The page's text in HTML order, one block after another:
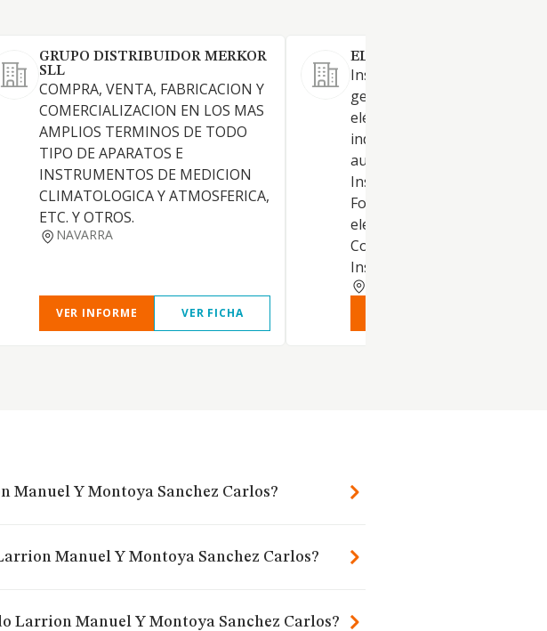
GRUPO DISTRIBUIDOR MERKOR
SLL
COMPRA, VENTA, FABRICACION Y
COMERCIALIZACION EN LOS MAS
AMPLIOS TERMINOS DE TODO
TIPO DE APARATOS E
INSTRUMENTOS DE MEDICION
CLIMATOLOGICA Y ATMOSFERICA,
ETC. Y OTROS.
NAVARRA
VER INFORME VER FICHA
ELECTRICIDAD COBER SL
Instalaciones eléctricas en
general. Venta de material
eléctrico. Mantenimiento
industrial. Programación de
autómatas. Instalación de
Instalaciones de equipos de
Formación en materia de
electricidad y automatismo.
Compraventa y alquiler de
Instalaciones térmicas.
Manuel Y Montoya Sanchez Carlos?
Manuel Y Montoya Sanchez Carlos?
Larrion Manuel Y Montoya Sanchez Carlos?